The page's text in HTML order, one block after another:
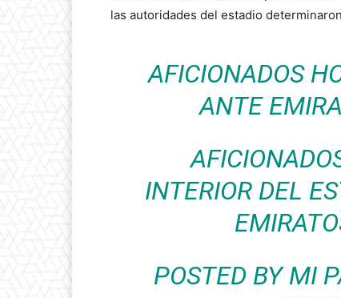
las autoridades del estadio
AFICIONADOS
ANTE
INTERIOR DEL
POSTED BYMI